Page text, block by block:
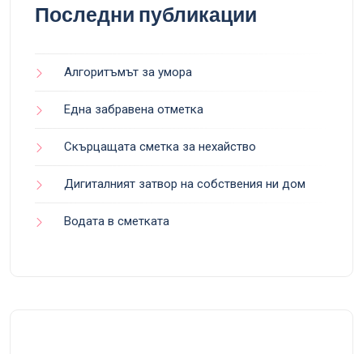
Последни публикации
Алгоритъмът за умора
Една забравена отметка
Скърцащата сметка за нехайство
Дигиталният затвор на собствения ни дом
Водата в сметката